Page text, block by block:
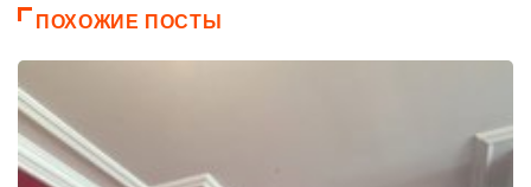
ПОХОЖИЕ ПОСТЫ